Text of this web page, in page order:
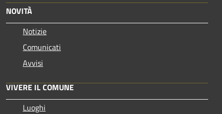
NOVITÀ
Notizie
Comunicati
Avvisi
VIVERE IL COMUNE
Luoghi